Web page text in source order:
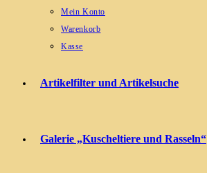
Mein Konto
Warenkorb
Kasse
Artikelfilter und Artikelsuche
Galerie „Kuscheltiere und Rasseln“